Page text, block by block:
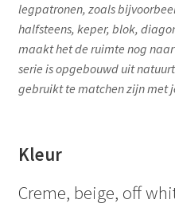
legpatronen, zoals
halfsteens, keper, blok,
maakt het de ruimte nog
serie is opgebouwd uit
gebruikt te matchen zijn met
Kleur
Creme, beige, off